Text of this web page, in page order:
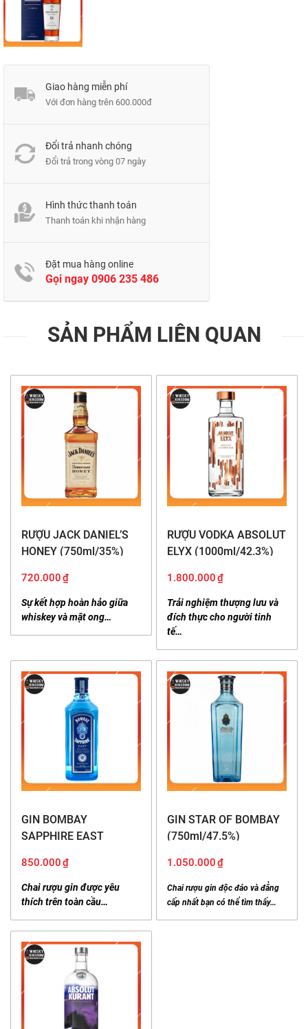
Giao hàng miễn phí
Với đơn hàng trên 600.000đ
Đổi trả nhanh chóng
Đổi trả trong vòng 07 ngày
Hình thức thanh toán
Thanh toán khi nhận hàng
Đặt mua hàng online
Gọi ngay 0906 235 486
SẢN PHẨM LIÊN QUAN
RƯỢU JACK DANIEL’S
HONEY (750ml/35%)
720.000₫
Sự kết hợp hoàn hảo giữa
whiskey và mật ong…
RƯỢU VODKA ABSOLUT
ELYX (1000ml/42.3%)
1.800.000₫
Trải nghiệm thượng lưu và
đích thực cho người tinh
tế…
GIN BOMBAY
SAPPHIRE EAST
850.000₫
Chai rượu gin được yêu
thích trên toàn cầu…
GIN STAR OF BOMBAY
(750ml/47.5%)
1.050.000₫
Chai rượu gin độc đáo và đẳng
cấp nhất bạn có thể tìm thấy…